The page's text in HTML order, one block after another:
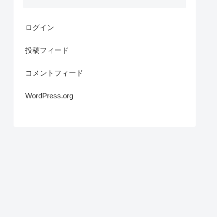
ログイン
投稿フィード
コメントフィード
WordPress.org